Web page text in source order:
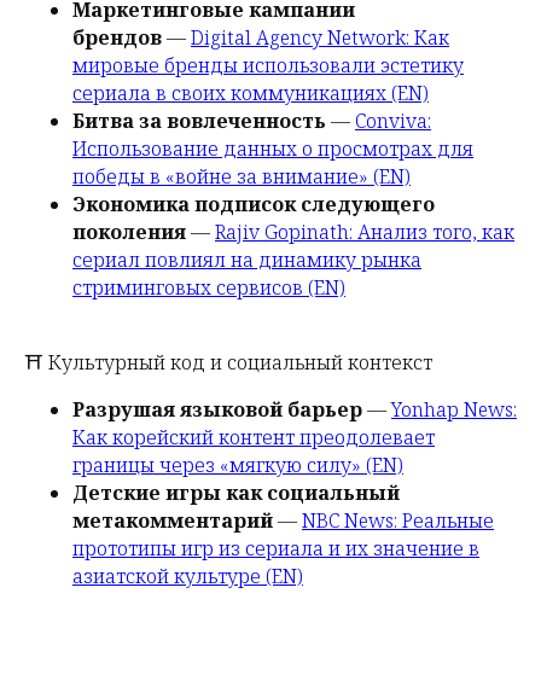
Маркетинговые кампании
брендов—Digital Agency Network: Как
мировые бренды использовали эстетику
сериала в своих коммуникациях (EN)
Битва за вовлеченность — Conviva:
Использование данных о просмотрах для
победы в «войне за внимание» (EN)
Экономика подписок следующего
поколения—Rajiv Gopinath: Анализ того, как
сериал повлиял на динамику рынка
стриминговых сервисов (EN)
⛩️ Культурный код и социальный контекст
Разрушая языковой барьер—Yonhap News:
Как корейский контент преодолевает
границы через «мягкую силу» (EN)
Детские игры как социальный
метакомментарий—NBC News: Реальные
прототипы игр из сериала и их значение в
азиатской культуре (EN)